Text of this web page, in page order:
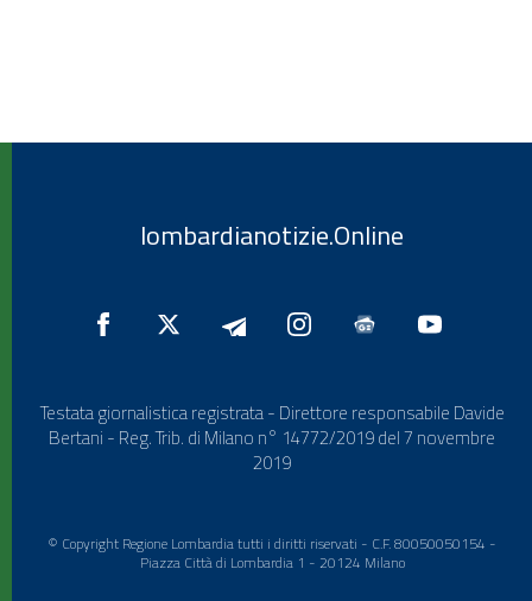
lombardianotizie.Online
Testata giornalistica registrata - Direttore responsabile Davide
Bertani - Reg. Trib. di Milano n° 14772/2019 del 7 novembre
2019
© Copyright Regione Lombardia tutti i diritti riservati - C.F. 80050050154 -
Piazza Città di Lombardia 1 - 20124 Milano